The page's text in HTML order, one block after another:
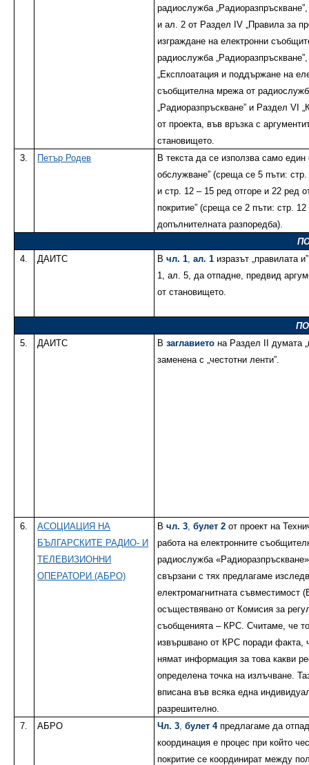
радиослужба
и ал. 2 от Раздел IV „Правила за
изграждане на електронни
радиослужба
„Експлоатация и поддържане на
съобщителна мрежа от
„Радиоразпръскване” и Раздел VI
от проекта, във връзка с
становището.
3.
Петър Родев
В текста да се използва само един
обслужване” (среща се 5 пъти:
и стр. 12 – 15 ред отгоре и 22 ред
покритие” (среща се 2 пъти: стр.
допълнителната разпоредба).
4.
ДАИТС Вчл. 1 ,ал. 1 изразът „правилата
1, ал. 5, да отпадне, предвид
от становището.
5.
ДАИТС Взаглавието на Раздел II думата
заменена с „честотни ленти”.
6.
АСОЦИАЦИЯ НА
БЪЛГАРСКИТЕ РАДИО- И
ТЕЛЕВИЗИОННИ
ОПЕРАТОРИ (АБРО)
Вчл. 3 ,булет 2 от проект на
работа на електронните
радиослужба
свързани с тях предлагаме
електромагнитната съвместимост
осъществявано от Комисия за
съобщенията – КРС. Считаме, че
извършвано от КРС поради факта,
нямат информация за това какви
определена точка на излъчване.
вписана във всяка една
разрешително.
7.
АБРО Чл. 3 ,булет 4 предлагаме да
координация е процес при който
покритие се координират между